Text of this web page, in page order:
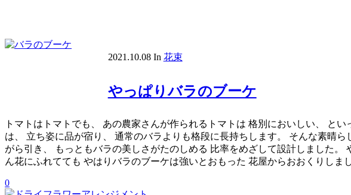
2021.10.08 In 花束
やっぱりバラのブーケ
トマトはトマトでも、 あの農家さんが作られるトマトは 格別においしい、 と
は、 立ち姿に品が宿り、 通常のバラよりも格段に長持ちします。 そんな素晴
がら引き、 もっともバラの美しさがたのしめる 比率をめざして設計しました
ん花にふれてても やはりバラのブーケは強いとおもった 花屋からおおくりしまし
0